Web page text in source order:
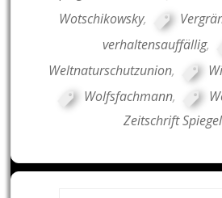
Wotschikowsky,
verhaltensauffällig,
Weltnaturschutzunion,
Wolfsfachmann,
Zeitschrift Spiegel